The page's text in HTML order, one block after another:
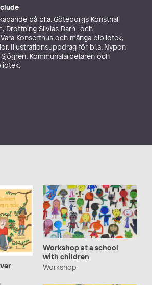
på bl.a. Göteborgs Konsthall
Drottning Silvias Barn- och
Konserthus och många bibliotek,
Illustrationsuppdrag för bl.a. Nypon
Kommunalarbetaren och
Workshop at a school
with children
Workshop